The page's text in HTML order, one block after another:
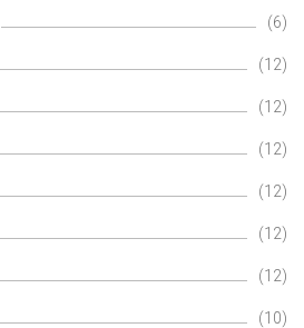
(6)
(12)
(12)
(12)
(12)
(12)
(12)
(10)